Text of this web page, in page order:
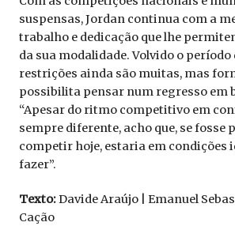
suspensas, Jordan continua com a
trabalho e dedicação que lhe
da sua modalidade. Volvido o período
restrições ainda são muitas, mas
possibilita pensar num regresso em
“Apesar do ritmo competitivo em
sempre diferente, acho que, se fosse
competir hoje, estaria em condições
fazer”.
Texto:Davide Araújo | Emanuel
Cação